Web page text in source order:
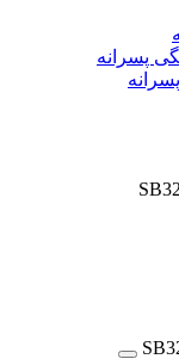
پسرانه